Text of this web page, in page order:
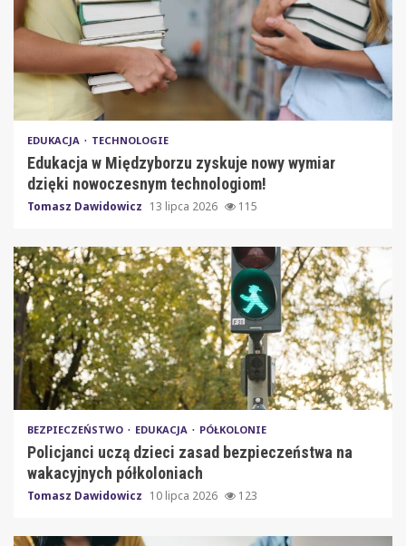
EDUKACJA TECHNOLOGIE
Edukacja w Międzyborzu zyskuje nowy wymiar
dzięki nowoczesnym technologiom!
Tomasz Dawidowicz 13 lipca 2026 115
BEZPIECZEŃSTWO EDUKACJA PÓŁKOLONIE
Policjanci uczą dzieci zasad bezpieczeństwa na
wakacyjnych półkoloniach
Tomasz Dawidowicz 10 lipca 2026 123